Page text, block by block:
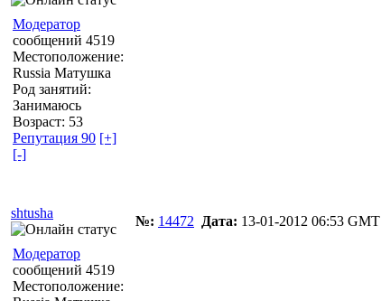
Модератор
сообщений 4519
Местоположение:
Russia Матушка
Род занятий:
Занимаюсь
Возраст: 53
Репутация 90 [+]
[-]
shtusha
№: 14472 Дата: 13-01-2012 06:53 GMT
Модератор
сообщений 4519
Местоположение: